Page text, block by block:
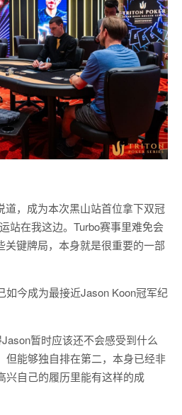
道，成为本次黑山站首位拿下双冠
站在我这边。Turbo赛事里难免会
关键牌局，本身就是很重要的一部
如今成为最接近Jason Koon冠军纪
暂时应该还不会感受到什么
但能够独自排在第二，本身已经非
兴自己的履历里能有这样的成